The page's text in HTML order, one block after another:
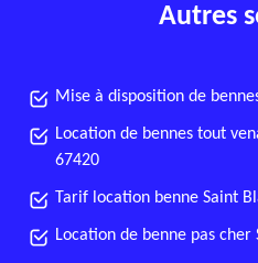
Autres
Mise à disposition de
Location de bennes tout
67420
Tarif location benne Saint
Location de benne pas cher